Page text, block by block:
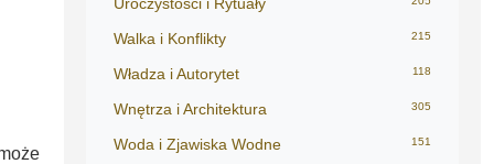
Walka i Konflikty 215
Władza i Autorytet 118
Wnętrza i Architektura 305
Woda i Zjawiska Wodne 151